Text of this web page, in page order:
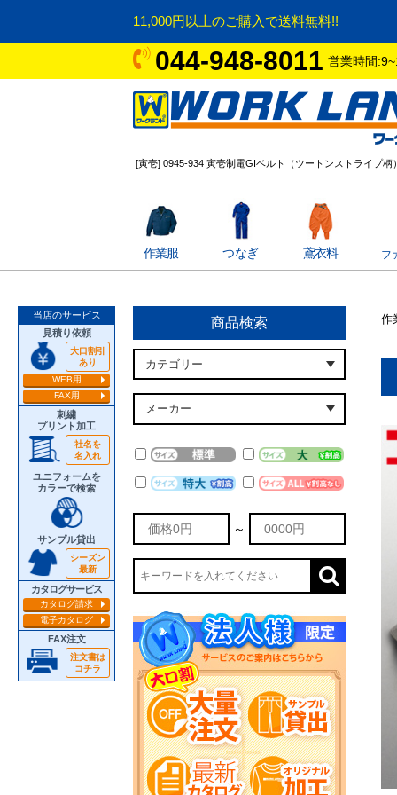
11,000円以上のご購入で送料無料!!
044-948-8011 営業時間
[寅壱] 0945-934 寅壱制電GIベルト（ツートンストライプ柄
作業服 つなぎ 鳶衣料 フ
当店のサービス
見積り依頼
大口割引
あり
WEB用
FAX用
刺繍
プリント加工
社名を
名入れ
ユニフォームを
カラーで検索
サンプル貸出
シーズン
最新
カタログサービス
カタログ請求
電子カタログ
FAX注文
注文書は
コチラ
商品検索
～
作